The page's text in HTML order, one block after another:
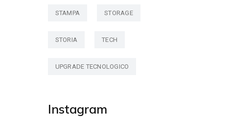
STAMPA STORAGE
STORIA TECH
UPGRADE TECNOLOGICO
Instagram